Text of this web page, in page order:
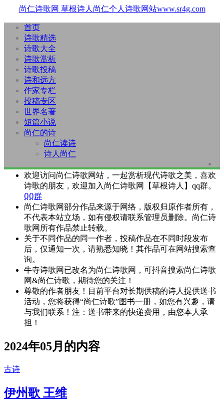
尚仁诗歌网 草根诗人尚仁个人诗歌网站www.sr4g.com
首页
诗歌精选
诗歌大全
诗歌赏析
诗歌投稿
诗和远方
作家专栏
投稿专区
世界名著
短篇小说
尚仁的诗
尚仁读诗
诗人尚仁
欢迎访问尚仁诗歌网站，一起赏析现代诗歌之美，喜欢
诗歌的朋友，欢迎加入尚仁诗歌网【草根诗人】qq群。
QQ群
尚仁诗歌网部分作品来源于网络，版权归原作者所有，
不代表本站立场，如有侵权请联系管理员删除。尚仁诗
歌网所有作品禁止转载。
关于不同作品的同一作者，投稿作品在不同时段发布
后，仅通知一次，请熟悉知晓！其作品可在网站搜索查
询。
牛寺诗歌网已改名为尚仁诗歌网，可抖音搜索尚仁诗歌
网&尚仁诗歌，期待您的关注！
尊敬的作者朋友！目前平台对长期供稿的诗人提供送书
活动，您将获得“尚仁诗歌”图书一册，如您有兴趣，请
与我们联系！注：送书带来的快递费用，由您本人承
担！
2024年05月的内容
古诗
伊州歌 王维